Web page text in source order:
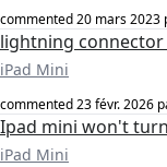
commented20 mars 2023
lightning
iPad Mini
commented23 févr. 2026
Ipad mini won't
iPad Mini